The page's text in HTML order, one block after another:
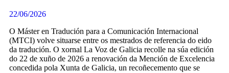
22/06/2026
O Máster en Tradución para a Comunicación Internacional
(MTCI) volve situarse entre os mestrados de referencia do eido
da tradución. O xornal La Voz de Galicia recolle na súa edición
do 22 de xuño de 2026 a renovación da Mención de Excelencia
concedida pola Xunta de Galicia, un recoñecemento que se